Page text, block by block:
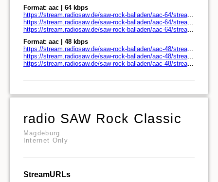
Format: aac | 64 kbps
https://stream.radiosaw.de/saw-rock-balladen/aac-64/stream.radiosaw.de/
https://stream.radiosaw.de/saw-rock-balladen/aac-64/stream.radiosaw.de/play.pls
https://stream.radiosaw.de/saw-rock-balladen/aac-64/stream.radiosaw.de/play.m3u
Format: aac | 48 kbps
https://stream.radiosaw.de/saw-rock-balladen/aac-48/stream.radiosaw.de/
https://stream.radiosaw.de/saw-rock-balladen/aac-48/stream.radiosaw.de/play.pls
https://stream.radiosaw.de/saw-rock-balladen/aac-48/stream.radiosaw.de/play.m3u
radio SAW Rock Classic
Magdeburg
Internet Only
StreamURLs